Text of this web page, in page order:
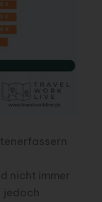
nicht immer
jedoch